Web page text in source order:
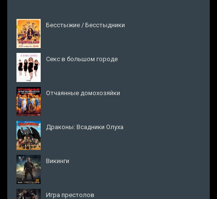
Бесстыжие / Бесстыдники
Секс в большом городе
Отчаянные домохозяйки
Драконы: Всадники Олуха
Викинги
Игра престолов